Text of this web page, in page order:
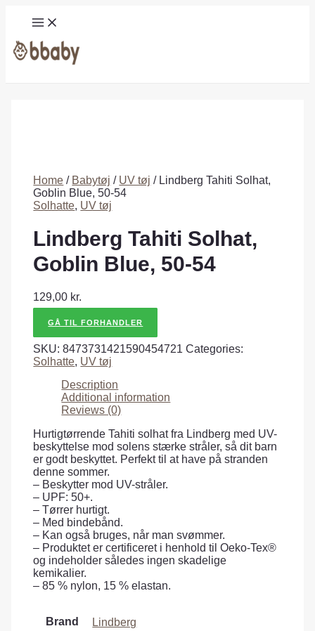
MAIN
MENU
Home / Babytøj / UV tøj / Lindberg Tahiti Solhat,
Goblin Blue, 50-54
Solhatte, UV tøj
Lindberg Tahiti Solhat,
Goblin Blue, 50-54
129,00 kr.
GÅ TIL FORHANDLER
SKU:8473731421590454721 Categories:
Solhatte, UV tøj
Description
Additional information
Reviews (0)
Hurtigtørrende Tahiti solhat fra Lindberg med UV-
beskyttelse mod solens stærke stråler, så dit barn
er godt beskyttet. Perfekt til at have på stranden
denne sommer.
– Beskytter mod UV-stråler.
– UPF: 50+.
– Tørrer hurtigt.
– Med bindebånd.
– Kan også bruges, når man svømmer.
– Produktet er certificeret i henhold til Oeko-Tex®
og indeholder således ingen skadelige
kemikalier.
– 85 % nylon, 15 % elastan.
Brand Lindberg